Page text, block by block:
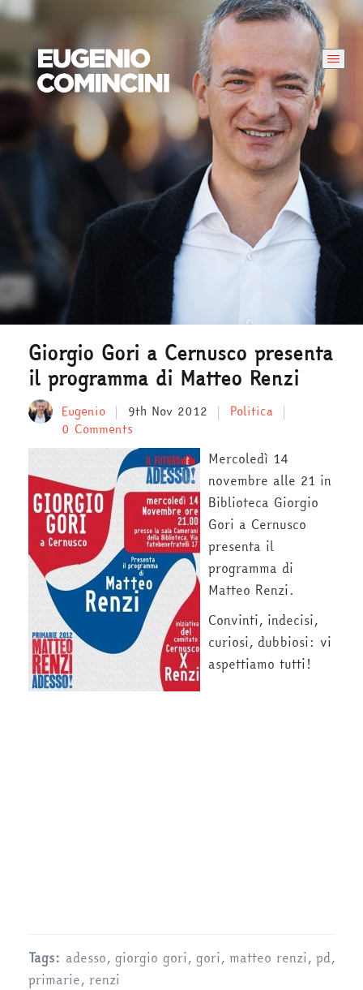
Giorgio Gori a Cernusco presenta
il programma di Matteo Renzi
Eugenio 9th Nov 2012
Politica
0 Comments
Mercoledì 14
novembre alle 21 in
Biblioteca Giorgio
Gori a Cernusco
presenta il
programma di
Matteo Renzi.
Convinti, indecisi,
curiosi, dubbiosi: vi
aspettiamo tutti!
Tags: adesso, giorgio gori, gori, matteo renzi, pd,
primarie, renzi